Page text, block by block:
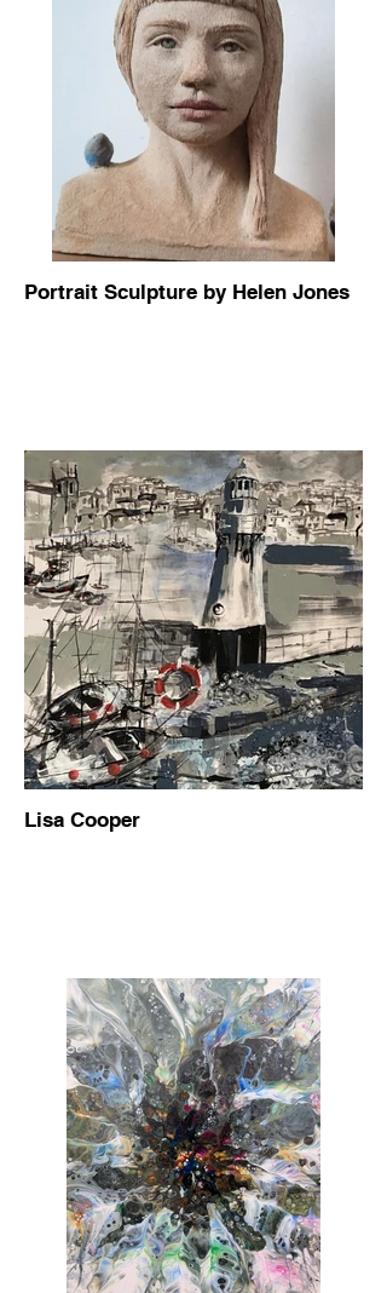
Portrait Sculpture by Helen Jones
Lisa Cooper